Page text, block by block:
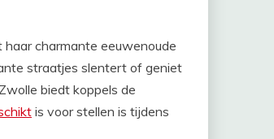
charmante eeuwenoude
straatjes slentert of geniet
biedt koppels de
is voor stellen is tijdens